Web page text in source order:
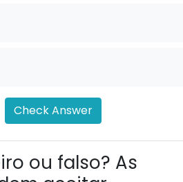
Check Answer
ou falso? As